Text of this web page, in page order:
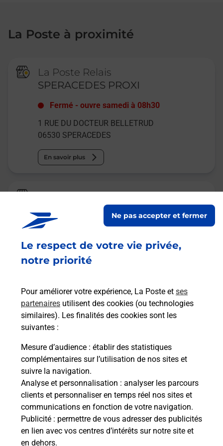
Le respect de votre vie privée,
notre priorité
Pour améliorer votre expérience, La Poste et ses
partenaires utilisent des cookies (ou technologies
similaires). Les finalités des cookies sont les
suivantes :
Mesure d’audience : établir des statistiques
complémentaires sur l’utilisation de nos sites et
suivre la navigation.
Analyse et personnalisation : analyser les parcours
clients et personnaliser en temps réel nos sites et
communications en fonction de votre navigation.
Publicité : permettre de vous adresser des publicités
en lien avec vos centres d’intérêts sur notre site et
en dehors.
Ne pas accepter et fermer
La Poste à proximité
La Poste Relais
SPERACEDES PROXI
Fermé -ouvre samedi à 08h30
1 RUE DU DOCTEUR BELLETRUD
06530 SPERACEDES
En savoir plus
Relais Pickup
ouvre samedi à 08h30
73 ROUTE DE DRAGUIGNAN
06530 PEYMEINADE
Malin !
La Poste
en ligne
Ouvert 24h/24
En savoir plus